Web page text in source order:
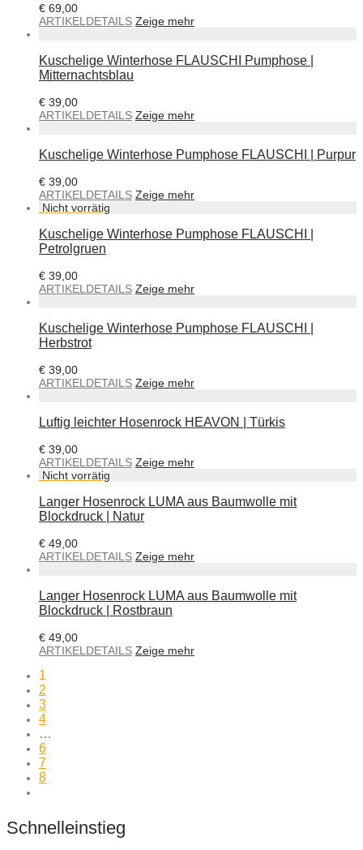
€ 69,00
ARTIKELDETAILS Zeige mehr
Kuschelige Winterhose FLAUSCHI Pumphose |
Mitternachtsblau
€ 39,00
ARTIKELDETAILS Zeige mehr
Kuschelige Winterhose Pumphose FLAUSCHI | Purpur
€ 39,00
ARTIKELDETAILS Zeige mehr
Kuschelige Winterhose Pumphose FLAUSCHI |
Petrolgruen
€ 39,00
ARTIKELDETAILS Zeige mehr
Kuschelige Winterhose Pumphose FLAUSCHI |
Herbstrot
€ 39,00
ARTIKELDETAILS Zeige mehr
Luftig leichter Hosenrock HEAVON | Türkis
€ 39,00
ARTIKELDETAILS Zeige mehr
Langer Hosenrock LUMA aus Baumwolle mit
Blockdruck | Natur
€ 49,00
ARTIKELDETAILS Zeige mehr
Langer Hosenrock LUMA aus Baumwolle mit
Blockdruck | Rostbraun
€ 49,00
ARTIKELDETAILS Zeige mehr
1
2
3
4
…
6
7
8
Schnelleinstieg